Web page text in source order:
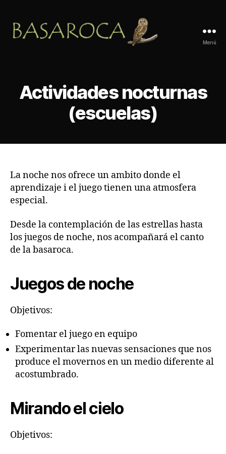
Menú
Actividades nocturnas
(escuelas)
La noche nos ofrece un ambito donde el
aprendizaje i el juego tienen una atmosfera
especial.
Desde la contemplación de las estrellas hasta
los juegos de noche, nos acompañará el canto
de la basaroca.
Juegos de noche
Objetivos:
Fomentar el juego en equipo
Experimentar las nuevas sensaciones que nos
produce el movernos en un medio diferente al
acostumbrado.
Mirando el cielo
Objetivos: